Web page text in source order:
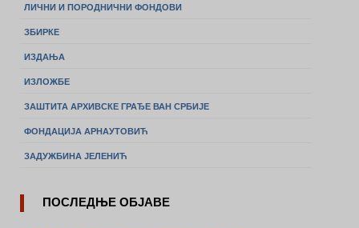
ЛИЧНИ И ПОРОДНИЧНИ ФОНДОВИ
ЗБИРКЕ
ИЗДАЊА
ИЗЛОЖБЕ
ЗАШТИТА АРХИВСКЕ ГРАЂЕ ВАН СРБИЈЕ
ФОНДАЦИЈА АРНАУТОВИЋ
ЗАДУЖБИНА ЈЕЛЕНИЋ
ПОСЛЕДЊЕ ОБЈАВЕ